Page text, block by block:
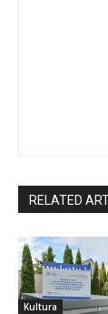
RELATED
Kultura